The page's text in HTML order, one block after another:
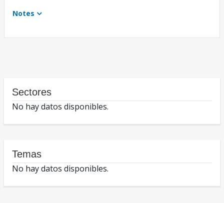
Notes
Sectores
No hay datos disponibles.
Temas
No hay datos disponibles.